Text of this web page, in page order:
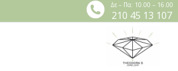
Δε – Πα: 10.00 – 16.00
210 45 13 107